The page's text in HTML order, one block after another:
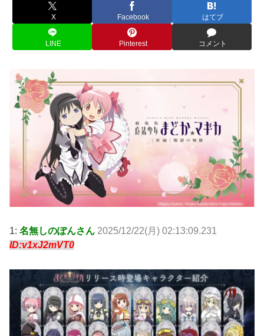
X Facebook はてブ
LINE Pinterest コメント
1: 名無しのぽんさん 2025/12/22(月) 02:13:09.231
ID:v1xJ2mVT0